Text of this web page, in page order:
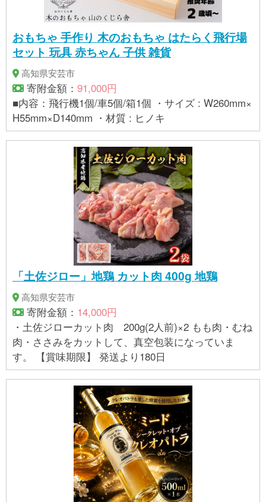
おもちゃ 手作り 木のおもちゃ はたらく飛行場
セット 玩具 赤ちゃん 子供 雑貨
高知県安芸市
寄附金額： 91,000円
■内容：飛行機1個/車5個/箱1個 ・サイズ : W260mm×
H55mm×D140mm ・材質 : ヒノキ
「土佐ジロー」地鶏 カット肉 400g 地鶏
高知県安芸市
寄附金額： 14,000円
・土佐ジローカット肉 200g(2人前)×2 もも肉・むね
肉・ささみをカットして、真空包装になっていま
す。 【賞味期限】 発送より180日